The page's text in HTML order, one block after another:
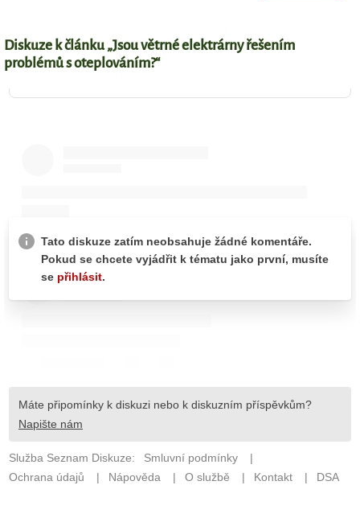
Diskuze k článku „Jsou větrné elektrárny řešením
problémů s oteplováním?“